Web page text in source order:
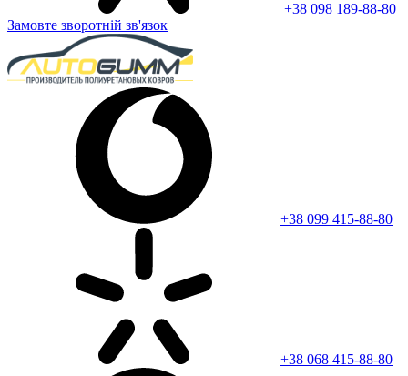
+38 098 189-88-80
Замовте зворотній зв'язок
+38 099 415-88-80
+38 068 415-88-80